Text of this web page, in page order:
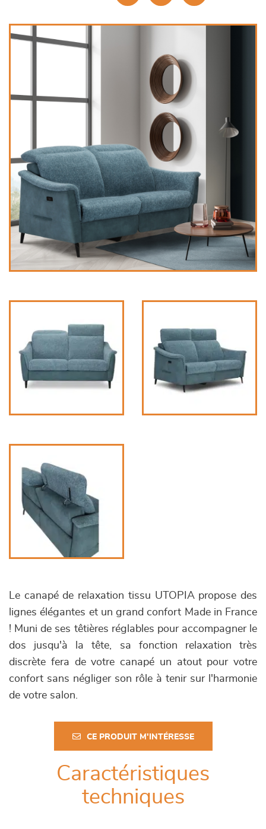
Le canapé de relaxation tissu UTOPIA propose des
lignes élégantes et un grand confort Made in France
! Muni de ses têtières réglables pour accompagner le
dos jusqu'à la tête, sa fonction relaxation très
discrète fera de votre canapé un atout pour votre
confort sans négliger son rôle à tenir sur l'harmonie
de votre salon.
CE PRODUIT M'INTÉRESSE
Caractéristiques
techniques